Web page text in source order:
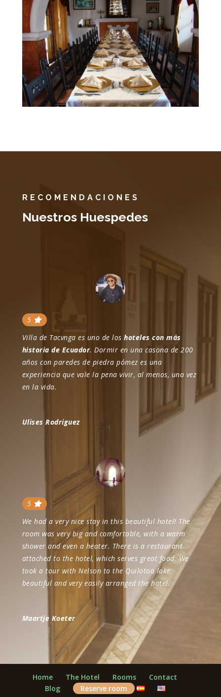
RECOMENDACIONES
Nuestros Huespedes
5
Villa de Tacvnga es uno de loshoteles con más
historia de Ecuador. Dormir en una casona de 200
años con paredes de piedra pómez es una
experiencia que vale la pena vivir, al menos, una vez
en la vida.
Ulises Rodriguez
5
We had a very nice stay in this beautiful hotel! The
room was very big and comfortable, with a warm
shower and even a heater. There is a restaurant
attached to the hotel, which serves great food. We
took a tour with Nelson to the Quilotoa lake,
beautiful and very easily arranged the hotel.
Maartje Koeter
Home The Hotel Rooms
Contact
Blog
Reserve room